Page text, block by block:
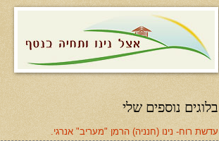
בלוגים נוספים שלי
עדשת רוח- נינו (חנניה) הרמן "מעריב" אנרגי.